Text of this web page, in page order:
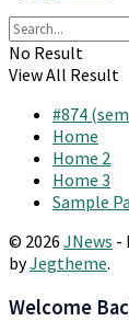
No Result
View All Result
#874
Home
Home 2
Home 3
Sample
© 2026 JNews -
byJegtheme.
Welcome